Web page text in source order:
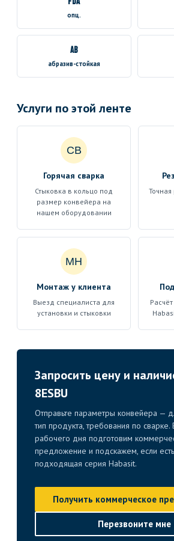
опц.
AB
абразив-стойкая
Услуги по этой ленте
СВ
Горячая сварка
Стыковка в кольцо под
размер конвейера на
нашем оборудовании
МН
Монтаж у клиента
Выезд специалиста для
установки и стыковки
Запросить цену и
8ESBU
Отправьте параметры конвейера —
тип продукта, требования по сварке.
рабочего дня подготовим
предложение и подскажем, если
подходящая серия Habasit.
Получить коммерческое
Перезвоните мне